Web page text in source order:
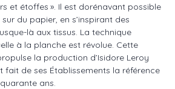
et étoffes ». Il est dorénavant possible
du papier, en s’inspirant des
là aux tissus. La technique
à la planche est révolue. Cette
la production d’Isidore Leroy
fait de ses Établissements la référence
ans.